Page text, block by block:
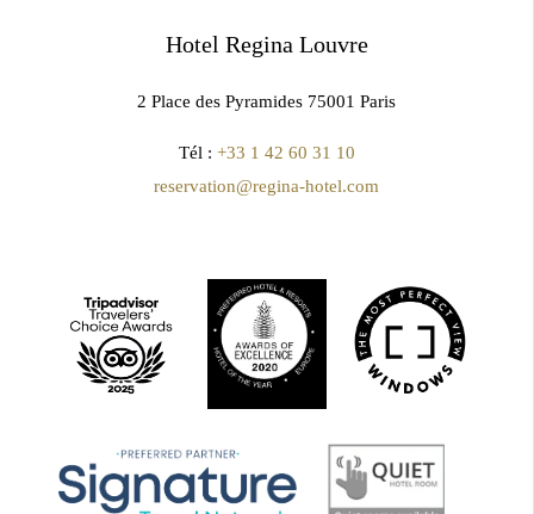
Hotel Regina Louvre
2 Place des Pyramides 75001 Paris
Tél : +33 1 42 60 31 10
reservation@regina-hotel.com